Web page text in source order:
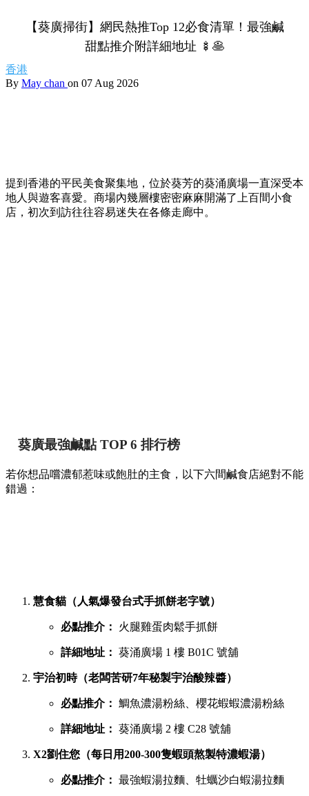
【葵廣掃街】網民熱推Top 12必食清單！最強鹹
甜點推介附詳細地址 🍢🥞
香港
By May chan on 07 Aug 2026
提到香港的平民美食聚集地，位於葵芳的葵涌廣場一直深受本
地人與遊客喜愛。商場內幾層樓密密麻麻開滿了上百間小食
店，初次到訪往往容易迷失在各條走廊中。
葵廣最強鹹點 TOP 6 排行榜
若你想品嚐濃郁惹味或飽肚的主食，以下六間鹹食店絕對不能
錯過：
慧食貓（人氣爆發台式手抓餅老字號）
必點推介： 火腿雞蛋肉鬆手抓餅
詳細地址： 葵涌廣場 1 樓 B01C 號舖
宇治初時（老闆苦研7年秘製宇治酸辣醬）
必點推介： 鯛魚濃湯粉絲、櫻花蝦蝦濃湯粉絲
詳細地址： 葵涌廣場 2 樓 C28 號舖
X2劉住您（每日用200-300隻蝦頭熬製特濃蝦湯）
必點推介： 最強蝦湯拉麵、牡蠣沙白蝦湯拉麵